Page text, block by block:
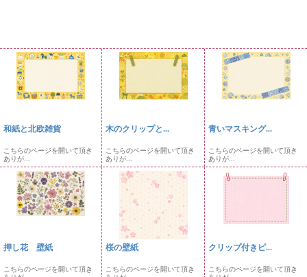
和紙と北欧雑貨
こちらのページを開いて頂き
ありが...
木のクリップと...
こちらのページを開いて頂き
ありが...
青いマスキング...
こちらのページを開いて頂き
ありが...
押し花 壁紙
こちらのページを開いて頂き
桜の壁紙
こちらのページを開いて頂き
クリップ付きピ...
こちらのページを開いて頂き